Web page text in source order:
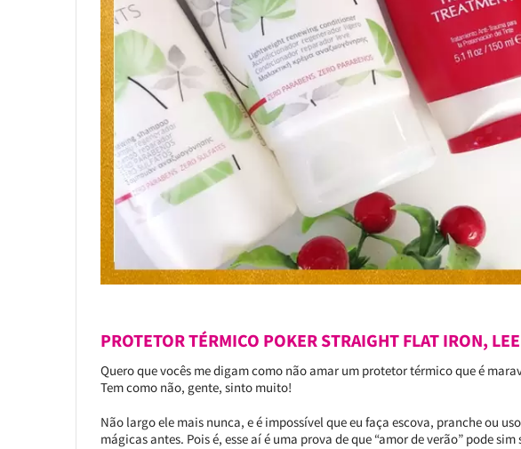
PROTETOR TÉRMICO POKER STRAIGHT FLAT IRON,
Quero que vocês me digam como não amar um protetor térmico que é
Tem como não, gente, sinto muito!
Não largo ele mais nunca, e é impossível que eu faça escova, pranche ou
mágicas antes. Pois é, esse aí é uma prova de que “amor de verão” pode